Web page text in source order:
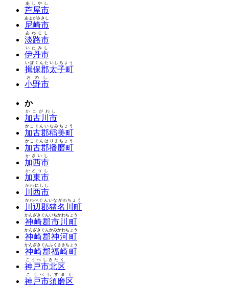
芦屋市
あしやし
尼崎市
あまがさきし
淡路市
あわじし
伊丹市
いたみし
揖保郡太子町
いぼぐんたいしちょう
小野市
おのし
か
加古川市
かこがわし
加古郡稲美町
かこぐんいなみちょう
加古郡播磨町
かこぐんはりまちょう
加西市
かさいし
加東市
かとうし
川西市
かわにしし
川辺郡猪名川町
かわべぐんいながわちょう
神崎郡市川町
かんざきぐんいちかわちょう
神崎郡神河町
かんざきぐんかみかわちょう
神崎郡福崎町
かんざきぐんふくさきちょう
神戸市北区
こうべしきたく
神戸市須磨区
こうべしすまく